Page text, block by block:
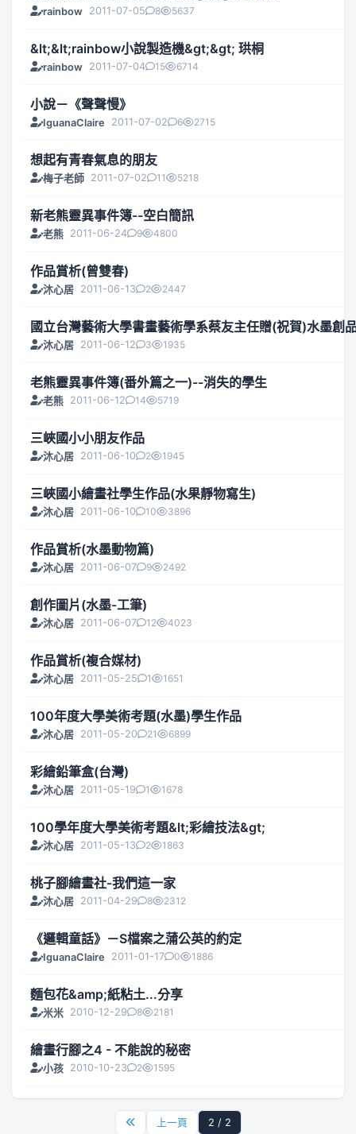
rainbow 2011-07-05 8 5637
&lt;&lt;rainbow小說製造機&gt;&gt; 珙桐
rainbow 2011-07-04 15 6714
小說－《聲聲慢》
IguanaClaire 2011-07-02 6 2715
想起有青春氣息的朋友
梅子老師 2011-07-02 11 5218
新老熊靈異事件簿--空白簡訊
老熊 2011-06-24 9 4800
作品賞析(曾雙春)
沐心居 2011-06-13 2 2447
國立台灣藝術大學書畫藝術學系蔡友主任贈(祝賀)水墨創
沐心居 2011-06-12 3 1935
老熊靈異事件簿(番外篇之一)--消失的學生
老熊 2011-06-12 14 5719
三峽國小小朋友作品
沐心居 2011-06-10 2 1945
三峽國小繪畫社學生作品(水果靜物寫生)
沐心居 2011-06-10 10 3896
作品賞析(水墨動物篇)
沐心居 2011-06-07 9 2492
創作圖片(水墨-工筆)
沐心居 2011-06-07 12 4023
作品賞析(複合媒材)
沐心居 2011-05-25 1 1651
100年度大學美術考題(水墨)學生作品
沐心居 2011-05-20 21 6899
彩繪鉛筆盒(台灣)
沐心居 2011-05-19 1 1678
100學年度大學美術考題&lt;彩繪技法&gt;
沐心居 2011-05-13 2 1863
桃子腳繪畫社-我們這一家
沐心居 2011-04-29 8 2312
《邏輯童話》－S檔案之蒲公英的約定
IguanaClaire 2011-01-17 0 1886
麵包花&amp;紙粘土...分享
米米 2010-12-29 8 2181
繪畫行腳之4 - 不能說的秘密
小孩 2010-10-23 2 1595
上一頁 2 / 2